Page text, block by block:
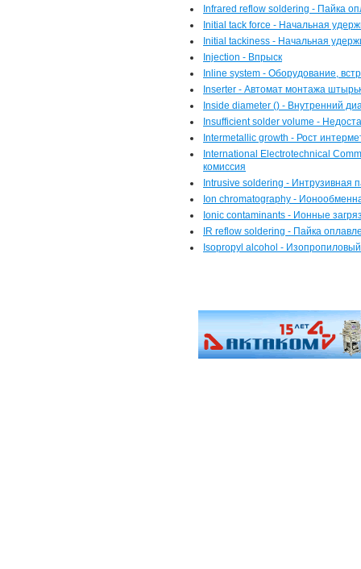
Infrared reflow soldering - Пайка
Initial tack force - Начальная
Initial tackiness - Начальная
Injection - Впрыск
Inline system - Оборудование,
Inserter - Автомат монтажа
Inside diameter () - Внутренний
Insufficient solder volume -
Intermetallic growth - Рост
International Electrotechnical
комиссия
Intrusive soldering - Интрузивная
Ion chromatography -
Ionic contaminants - Ионные
IR reflow soldering - Пайка
Isopropyl alcohol -